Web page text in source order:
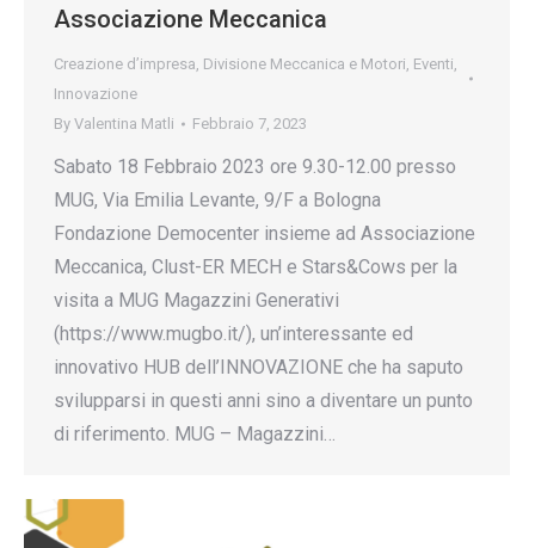
Associazione Meccanica
Creazione d’impresa, Divisione Meccanica e Motori, Eventi,
Innovazione
By Valentina Matli Febbraio 7, 2023
Sabato 18 Febbraio 2023 ore 9.30-12.00 presso
MUG, Via Emilia Levante, 9/F a Bologna
Fondazione Democenter insieme ad Associazione
Meccanica, Clust-ER MECH e Stars&Cows per la
visita a MUG Magazzini Generativi
(https://www.mugbo.it/), un’interessante ed
innovativo HUB dell’INNOVAZIONE che ha saputo
svilupparsi in questi anni sino a diventare un punto
di riferimento. MUG – Magazzini…